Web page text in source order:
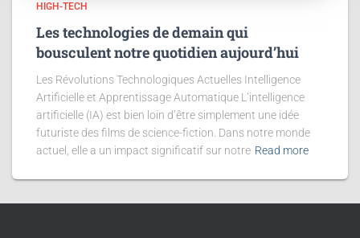
HIGH-TECH
Les technologies de demain qui
bousculent notre quotidien aujourd’hui
Les Révolutions Technologiques Actuelles Intelligence
Artificielle et Apprentissage Automatique L’intelligence
artificielle (IA) est bien loin d’être simplement une idée
futuriste des films de science-fiction. Dans notre monde
actuel, elle a un impact significatif sur notre Read more